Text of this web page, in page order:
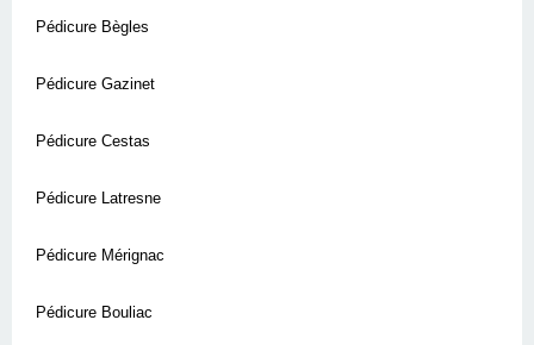
Pédicure Bègles
Pédicure Gazinet
Pédicure Cestas
Pédicure Latresne
Pédicure Mérignac
Pédicure Bouliac